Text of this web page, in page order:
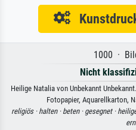
1000 ·
Nicht
Heilige Natalia von Unbekannt
Fotopapier, Aquarellkarton,
religiös · halten · beten · gesegnet ·